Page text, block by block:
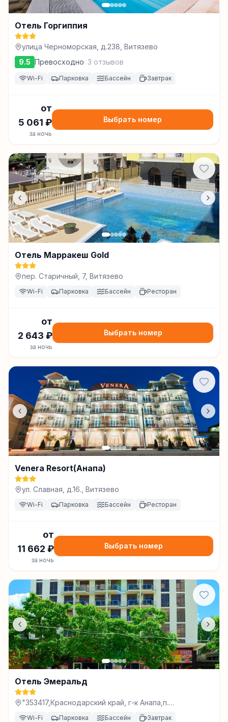
Отель Горгиппия
улица Черноморская, д.238, Витязево
9.5 Превосходно· 3 отзывов
Wi-Fi Парковка Бассейн Завтрак
от
5 061 ₽
за ночь
Выбрать номер
Отель Марракеш Gold
пер. Старичный, 7, Витязево
Wi-Fi Парковка Бассейн Ресторан
от
2 643 ₽
за ночь
Выбрать номер
Venera Resort(Анапа)
ул. Славная, д.16., Витязево
Wi-Fi Парковка Бассейн Ресторан
от
11 662 ₽
за ночь
Выбрать номер
Отель Эмеральд
"353417,Краснодарский край, г-к Анапа,п.
Витязево,ул. Черноморская, 181, Витязево
Wi-Fi Парковка Бассейн Завтрак